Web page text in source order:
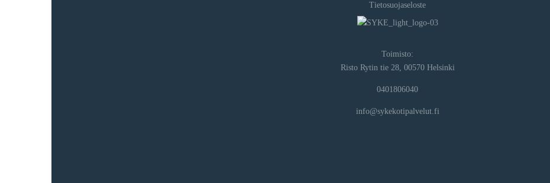
Tietosuojaseloste
Toimisto:
Risto Rytin tie 28, 00570 Helsinki
0401806040
info@sykekotipalvelut.fi